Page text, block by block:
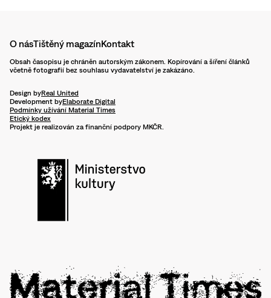
O násTištěný magazínKontakt
Obsah časopisu je chráněn autorským zákonem. Kopírování a šíření článků
včetně fotografií bez souhlasu vydavatelství je zakázáno.
Design byReal United
Development byElaborate Digital
Podmínky užívání Material Times
Etický kodex
Projekt je realizován za finanční podpory MKČR.